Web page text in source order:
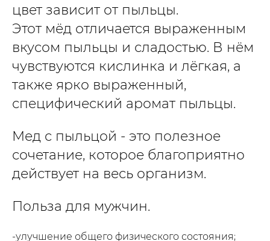
цвет зависит от пыльцы.
Этот мёд отличается выраженным
вкусом пыльцы и сладостью. В нём
чувствуются кислинка и лёгкая, а
также ярко выраженный,
специфический аромат пыльцы.
Мед с пыльцой - это полезное
сочетание, которое благоприятно
действует на весь организм.
Польза для мужчин.
-улучшение общего физического состояния;